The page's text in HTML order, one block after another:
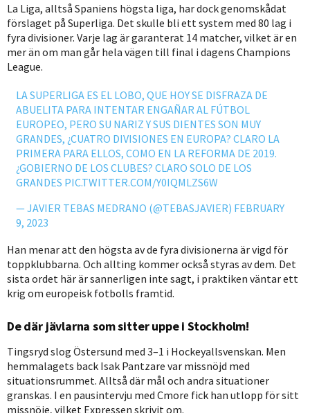
La Liga, alltså Spaniens högsta liga, har dock genomskådat
förslaget på Superliga. Det skulle bli ett system med 80 lag i
fyra divisioner. Varje lag är garanterat 14 matcher, vilket är en
mer än om man går hela vägen till final i dagens Champions
League.
LA SUPERLIGA ES EL LOBO, QUE HOY SE DISFRAZA DE
ABUELITA PARA INTENTAR ENGAÑAR AL FÚTBOL
EUROPEO, PERO SU NARIZ Y SUS DIENTES SON MUY
GRANDES, ¿CUATRO DIVISIONES EN EUROPA? CLARO LA
PRIMERA PARA ELLOS, COMO EN LA REFORMA DE 2019.
¿GOBIERNO DE LOS CLUBES? CLARO SOLO DE LOS
GRANDES PIC.TWITTER.COM/Y0IQMLZS6W
— JAVIER TEBAS MEDRANO (@TEBASJAVIER) FEBRUARY
9, 2023
Han menar att den högsta av de fyra divisionerna är vigd för
toppklubbarna. Och allting kommer också styras av dem. Det
sista ordet här är sannerligen inte sagt, i praktiken väntar ett
krig om europeisk fotbolls framtid.
De där jävlarna som sitter uppe i Stockholm!
Tingsryd slog Östersund med 3–1 i Hockeyallsvenskan. Men
hemmalagets back Isak Pantzare var missnöjd med
situationsrummet. Alltså där mål och andra situationer
granskas. I en pausintervju med Cmore fick han utlopp för sitt
missnöje, vilket Expressen skrivit om.